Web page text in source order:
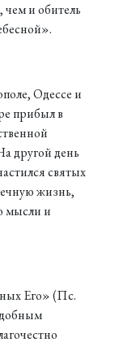
и обитель
Одессе и
прибыл в
другой день
святых
жизнь,
мысли и
Его» (Пс.